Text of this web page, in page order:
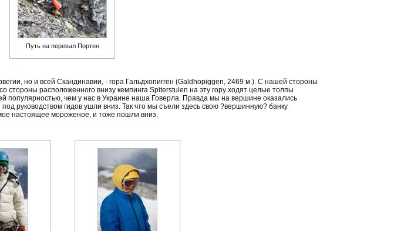
Путь на перевал Портен
но и всей Скандинавии, - гора Гальдхопигген (Galdhopiggen, 2469 м.). С нашей стороны
расположенного внизу кемпинга Spiterstulen на эту гору ходят целые толпы
популярностью, чем у нас в Украине наша Говерла. Правда мы на вершине оказались
руководством гидов ушли вниз. Так что мы съели здесь свою ?вершинную? банку
настоящее мороженое, и тоже пошли вниз.